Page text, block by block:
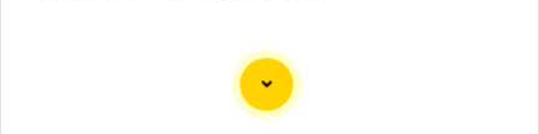
Camera IP AI Full Color tại An Thành Phát là lựa chọn lý